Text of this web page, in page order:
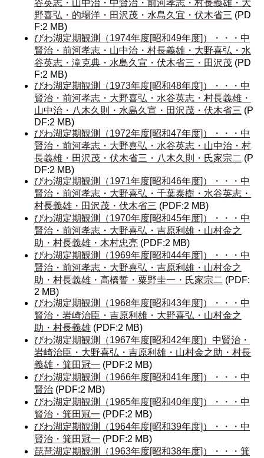
谷英志・山中治・中賢治・前河孝志・村長義雄・大
野喜弘・的場洋・田沢茂・水島久宜・伏木省三 (PD
F:2 MB)
びわ湖定期観測（1974年度[昭和49年度]）・・・中
賢治・前河孝志・山中治・村長義雄・大野喜弘・水
谷英志・滝克典・水島久宣・伏木省三・田沢茂 (PD
F:2 MB)
びわ湖定期観測（1973年度[昭和48年度]）・・・中
賢治・前河孝志・大野喜弘・水谷英志・村長義雄・
山中治・八木久則・水島久宣・田沢茂・伏木省三 (P
DF:2 MB)
びわ湖定期観測（1972年度[昭和47年度]）・・・中
賢治・前河孝志・大野喜弘・水谷英志・山中治・村
長義雄・田沢茂・伏木省三・八木久則・氏家宗二 (P
DF:2 MB)
びわ湖定期観測（1971年度[昭和46年度]）・・・中
賢治・前河孝志・大野喜弘・千葉泰樹・水谷英志・
村長義雄・田沢茂・伏木省三 (PDF:2 MB)
びわ湖定期観測（1970年度[昭和45年度]）・・・中
賢治・前河孝志・大野喜弘・吉原利雄・山村金之
助・村長義雄・木村忠亮 (PDF:2 MB)
びわ湖定期観測（1969年度[昭和44年度]）・・・中
賢治・前河孝志・大野喜弘・吉原利雄・山村金之
助・村長義雄・高橋誓・粟野圭一・氏家宗二 (PDF:
2 MB)
びわ湖定期観測（1968年度[昭和43年度]）・・・中
賢治・岩崎治臣・吉原利雄・大野喜弘・山村金之
助・村長義雄 (PDF:2 MB)
びわ湖定期観測（1967年度[昭和42年度]）中賢治・
岩崎治臣・大野喜弘・吉原利雄・山村金之助・村長
義雄・箕田冠一 (PDF:2 MB)
びわ湖定期観測（1966年度[昭和41年度]）・・・中
賢治 (PDF:2 MB)
びわ湖定期観測（1965年度[昭和40年度]）・・・中
賢治・箕田冠一 (PDF:2 MB)
びわ湖定期観測（1964年度[昭和39年度]）・・・中
賢治・箕田冠一 (PDF:2 MB)
琵琶湖定期観測（1963年度[昭和38年度]）・・・箕